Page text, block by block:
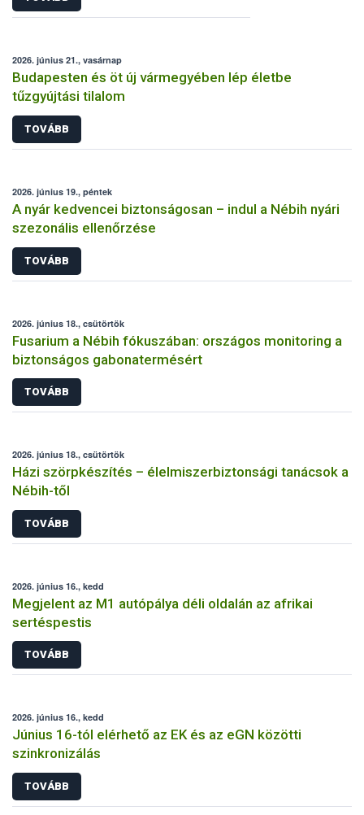
2026. június 21., vasárnap
Budapesten és öt új vármegyében lép életbe
tűzgyújtási tilalom
TOVÁBB
2026. június 19., péntek
A nyár kedvencei biztonságosan – indul a Nébih nyári
szezonális ellenőrzése
TOVÁBB
2026. június 18., csütörtök
Fusarium a Nébih fókuszában: országos monitoring a
biztonságos gabonatermésért
TOVÁBB
2026. június 18., csütörtök
Házi szörpkészítés – élelmiszerbiztonsági tanácsok a
Nébih-től
TOVÁBB
2026. június 16., kedd
Megjelent az M1 autópálya déli oldalán az afrikai
sertéspestis
TOVÁBB
2026. június 16., kedd
Június 16-tól elérhető az EK és az eGN közötti
szinkronizálás
TOVÁBB